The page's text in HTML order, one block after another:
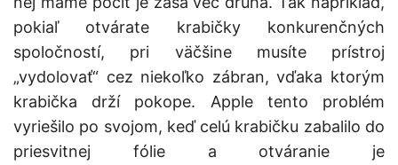
pokiaľ otvárate krabičky konkurenčných
spoločností, pri väčšine musíte prístroj
„vydolovať“ cez niekoľko zábran, vďaka ktorým
krabička drží pokope. Apple tento problém
vyriešilo po svojom, keď celú krabičku zabalilo do
priesvitnej fólie a otváranie je